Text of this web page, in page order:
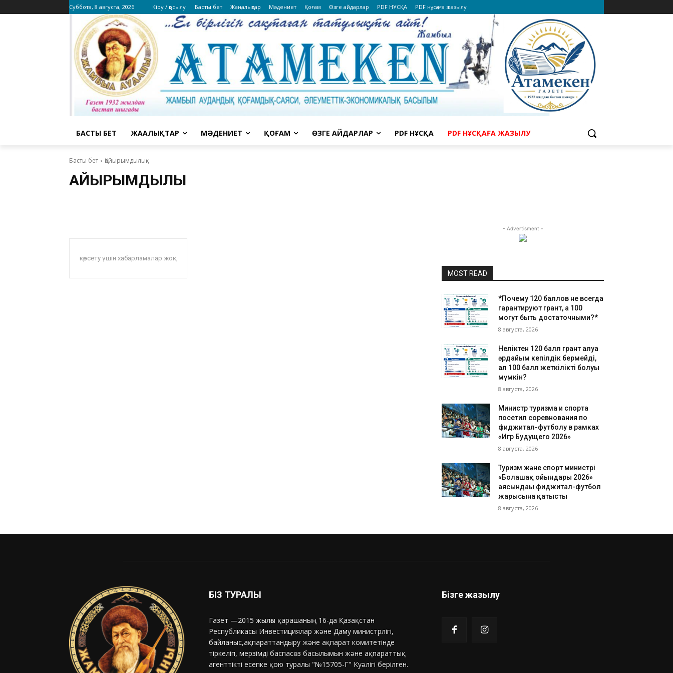
Суббота, 8 августа, 2026 Кіру / қосылу Басты бет Жаңалықтар Мәдениет Қоғам Өзге айдарлар PDF НҰСҚА PDF нұсқаға жазылу
БАСТЫ БЕТ ЖАҢАЛЫҚТАР МӘДЕНИЕТ ҚОҒАМ ӨЗГЕ АЙДАРЛАР PDF НҰСҚА PDF НҰСҚАҒА ЖАЗЫЛУ
Басты бет Қайырымдылық
ҚАЙЫРЫМДЫЛЫҚ
көрсету үшін хабарламалар жоқ
- Advertisment -
MOST READ
*Почему 120 баллов не всегда
гарантируют грант, а 100
могут быть достаточными?*
8 августа, 2026
Неліктен 120 балл грант алуға
әрдайым кепілдік бермейді,
ал 100 балл жеткілікті болуы
мүмкін?
8 августа, 2026
Министр туризма и спорта
посетил соревнования по
фиджитал-футболу в рамках
«Игр Будущего 2026»
8 августа, 2026
Туризм және спорт министрі
«Болашақ ойындары 2026»
аясындағы фиджитал-футбол
жарысына қатысты
8 августа, 2026
БІЗ ТУРАЛЫ
Газет —2015 жылғы қарашаның 16-да Қазақстан
Республикасы Инвестициялар және Даму министрлігі,
байланыс,ақпараттандыру және ақпарат комитетінде
тіркеліп, мерзімді баспасөз басылымын және ақпараттық
агенттікті есепке қою туралы "№15705-Г" Куәлігі берілген.
Бізге жазылу